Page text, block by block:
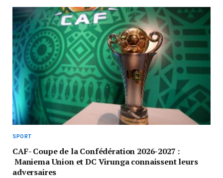
SPORT
CAF- Coupe de la Confédération 2026-2027 :
Maniema Union et DC Virunga connaissent leurs
adversaires